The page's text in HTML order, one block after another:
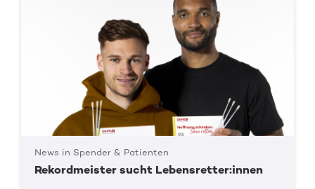
News in Spender & Patienten
Rekordmeister sucht Lebensretter:innen